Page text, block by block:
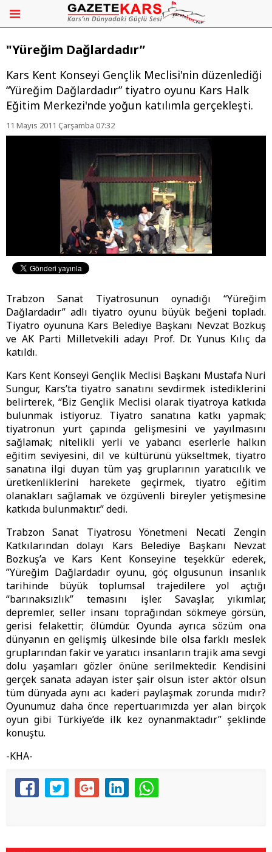
"Yüreğim Dağlardadır”
Kars Kent Konseyi Gençlik Meclisi'nin düzenlediği
“Yüreğim Dağlardadır” tiyatro oyunu Kars Halk
Eğitim Merkezi'nde yoğun katılımla gerçekleşti.
11 Mayıs 2011 Çarşamba 07:32
Trabzon Sanat Tiyatrosunun oynadığı “Yüreğim
Dağlardadır” adlı tiyatro oyunu büyük beğeni topladı.
Tiyatro oyununa Kars Belediye Başkanı Nevzat Bozkuş
ve AK Parti Milletvekili adayı Prof. Dr. Yunus Kılıç da
katıldı.
Kars Kent Konseyi Gençlik Meclisi Başkanı Mustafa Nuri
Sungur, Kars’ta tiyatro sanatını sevdirmek istediklerini
belirterek, “Biz Gençlik Meclisi olarak tiyatroya katkıda
bulunmak istiyoruz. Tiyatro sanatına katkı yapmak;
tiyatronun yurt çapında gelişmesini ve yayılmasını
sağlamak; nitelikli yerli ve yabancı eserlerle halkın
eğitim seviyesini, dil ve kültürünü yükseltmek, tiyatro
sanatına ilgi duyan tüm yaş gruplarının yaratıcılık ve
üretkenliklerini harekete geçirmek, tiyatro eğitim
olanakları sağlamak ve özgüvenli bireyler yetişmesine
katkıda bulunmaktır.” dedi.
Trabzon Sanat Tiyatrosu Yönetmeni Necati Zengin
Katkılarından dolayı Kars Belediye Başkanı Nevzat
Bozkuş’a ve Kars Kent Konseyine teşekkür ederek,
”Yüreğim Dağlardadır oyunu, göç olgusunun insanlık
tarihinde büyük toplumsal trajedilere yol açtığı
“barınaksızlık” temasını işler. Savaşlar, yıkımlar,
depremler, seller insanı toprağından sökmeye görsün,
gerisi felakettir; ölümdür. Oyunda ayrıca sözüm ona
dünyanın en gelişmiş ülkesinde bile olsa farklı meslek
gruplarından fakir ve yaratıcı insanların trajik ama sevgi
dolu yaşamları gözler önüne serilmektedir. Kendisini
gerçek sanata adayan ister şair olsun ister aktör olsun
tüm dünyada aynı acı kaderi paylaşmak zorunda mıdır?
Oyunumuz daha önce repertuarımızda yer alan birçok
oyun gibi Türkiye’de ilk kez oynanmaktadır” şeklinde
konuştu.
-KHA-